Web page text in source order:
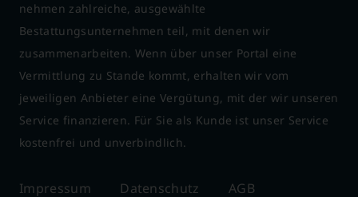
nehmen zahlreiche, ausgewählte
Bestattungsunternehmen teil, mit denen wir
zusammenarbeiten. Wenn über unser Portal eine
Vermittlung zu Stande kommt, erhalten wir vom
jeweiligen Anbieter eine Vergütung, mit der wir unseren
Service finanzieren. Für Sie als Kunde ist unser Service
kostenfrei und unverbindlich.
Impressum Datenschutz AGB